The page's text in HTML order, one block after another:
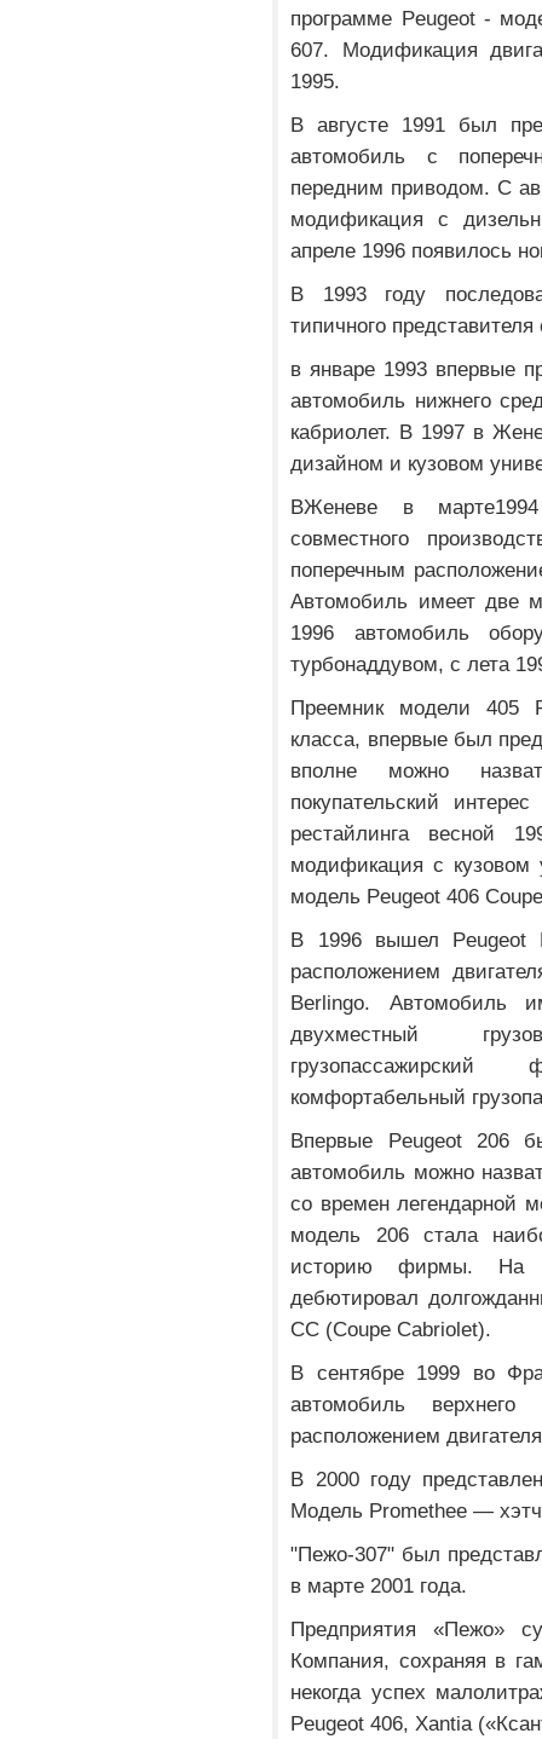
программе Peugeot -
607. Модификация
1995.
В августе 1991 был
автомобиль с
передним приводом. С
модификация с
апреле 1996 появилось
В 1993 году
типичного представителя
в январе 1993 впервые
автомобиль нижнего
кабриолет. В 1997 в
дизайном и кузовом
ВЖеневе в
совместного
поперечным
Автомобиль имеет две
1996 автомобиль
турбонаддувом, с лета
Преемник модели 405
класса, впервые был
вполне можно
покупательский
рестайлинга весной
модификация с кузовом
модель Peugeot 406
В 1996 вышел Peugeot
расположением
Berlingo. Автомобиль
двухместный
комфортабельный
Впервые Peugeot 206
автомобиль можно
со времен легендарной
модель 206 стала
историю фирмы. На
дебютировал
СС (Coupe Cabriolet).
В сентябре 1999 во
автомобиль
расположением
В 2000 году
Модель Promethee —
"Пежо-307" был
в марте 2001 года.
Предприятия «Пежо»
Компания, сохраняя в
некогда успех
Peugeot 406, Xantia